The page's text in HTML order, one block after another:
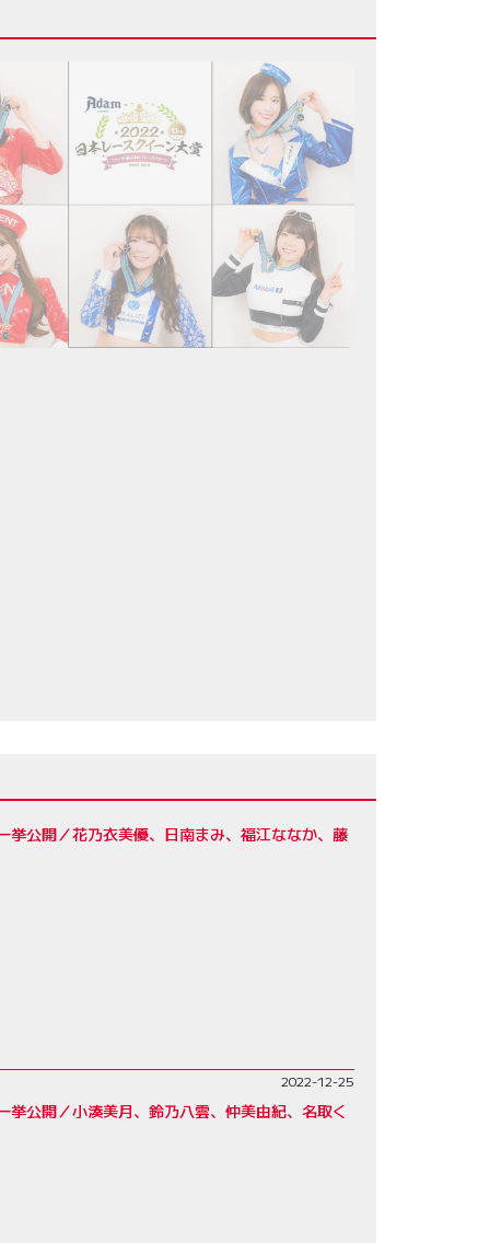
公開／花乃衣美優、日南まみ、福江ななか、藤
2022-12-25
公開／小湊美月、鈴乃八雲、仲美由紀、名取く